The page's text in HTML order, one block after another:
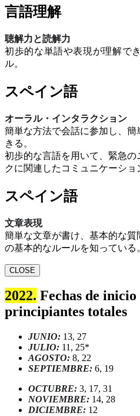
言語理解
聴解力と読解力
初歩的な単語や表現が理解で
ル。
スペイン語
オーラル・インタラクション
簡単な方法で会話に参加し、
きる。
初歩的な言語を用いて、緊急
クに関連したコミュニケーショ
スペイン語
文章表現
簡単な文章が書け、基本的な
の基本的なルールを知っている
CLOSE
2022. Fechas de
principiantes totales
JUNIO: 13, 27
JULIO: 11, 25*
AGOSTO: 8, 22
SEPTIEMBRE: 6, 19
OCTUBRE: 3, 17, 31
NOVIEMBRE: 14, 28
DICIEMBRE: 12